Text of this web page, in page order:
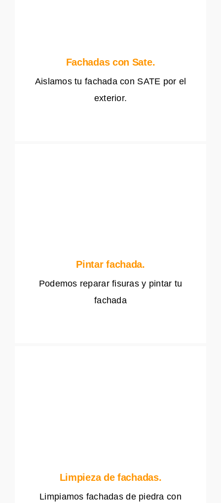
Fachadas con Sate.
Aislamos tu fachada con SATE por el
exterior.
Pintar fachada.
Podemos reparar fisuras y pintar tu
fachada
Limpieza de fachadas.
Limpiamos fachadas de piedra con